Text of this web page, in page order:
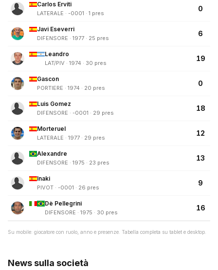
Carlos Erviti
LATERALE · -0001 · 1 pres
0
Javi Eseverri
DIFENSORE · 1977 · 25 pres
6
Leandro
LAT/PIV · 1974 · 30 pres
19
Gascon
PORTIERE · 1974 · 20 pres
0
Luis Gomez
DIFENSORE · -0001 · 29 pres
18
Morteruel
LATERALE · 1977 · 29 pres
12
Alexandre
DIFENSORE · 1975 · 23 pres
13
Inaki
PIVOT · -0001 · 26 pres
9
Dè Pellegrini
DIFENSORE · 1975 · 30 pres
16
Su mobile: giocatore con ruolo, anno e presenze. Tabella completa su tablet e desktop.
News sulla società